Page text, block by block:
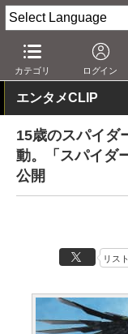
カテゴリ ログイン
AV Watch コンテン
エンタメCLIP
15歳のスパイダ
動。「スパイダ
公開
リスト